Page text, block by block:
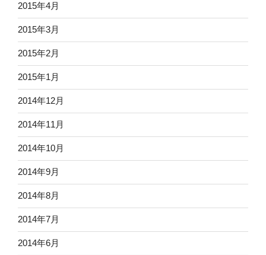
2015年4月
2015年3月
2015年2月
2015年1月
2014年12月
2014年11月
2014年10月
2014年9月
2014年8月
2014年7月
2014年6月